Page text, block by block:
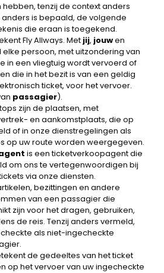
tenzij de context anders
anders is bepaald, de volgende
die eraan is toegekend.
Fly Allways. Met jij, jouwen
persoon, met uitzondering van
in een vliegtuig wordt vervoerd of
die in het bezit is van een geldig
ticket, voor het vervoer.
passagier).
zijn de plaatsen, met
en aankomstplaats, die op
of in onze dienstregelingen als
op uw route worden weergegeven.
is een ticketverkoopagent die
om ons te vertegenwoordigen bij
via onze diensten.
bezittingen en andere
van een passagier die
zijn voor het dragen, gebruiken,
de reis. Tenzij anders vermeld,
als niet-ingecheckte
de gedeeltes van het ticket
op het vervoer van uw ingecheckte